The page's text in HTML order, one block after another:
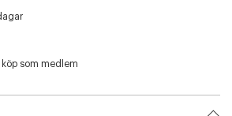
köp som medlem